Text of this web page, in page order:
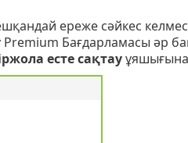
ереже сәйкес
Бағдарламасы әр
есте сақтауұяшығына